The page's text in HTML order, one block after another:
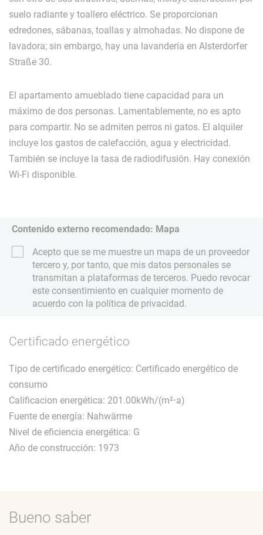
suelo radiante y toallero eléctrico. Se proporcionan
edredones, sábanas, toallas y almohadas. No dispone de
lavadora; sin embargo, hay una lavandería en Alsterdorfer
Straße 30.
El apartamento amueblado tiene capacidad para un
máximo de dos personas. Lamentablemente, no es apto
para compartir. No se admiten perros ni gatos. El alquiler
incluye los gastos de calefacción, agua y electricidad.
También se incluye la tasa de radiodifusión. Hay conexión
Wi-Fi disponible.
Contenido externo recomendado: Mapa
Acepto que se me muestre un mapa de un proveedor
tercero y, por tanto, que mis datos personales se
transmitan a plataformas de terceros. Puedo revocar
este consentimiento en cualquier momento de
acuerdo con la política de privacidad.
Certificado energético
Tipo de certificado energético: Certificado energético de
consumo
Calificacion energética: 201.00kWh/(m²⋅a)
Fuente de energía: Nahwärme
Nivel de eficiencia energética: G
Año de construcción: 1973
Bueno saber